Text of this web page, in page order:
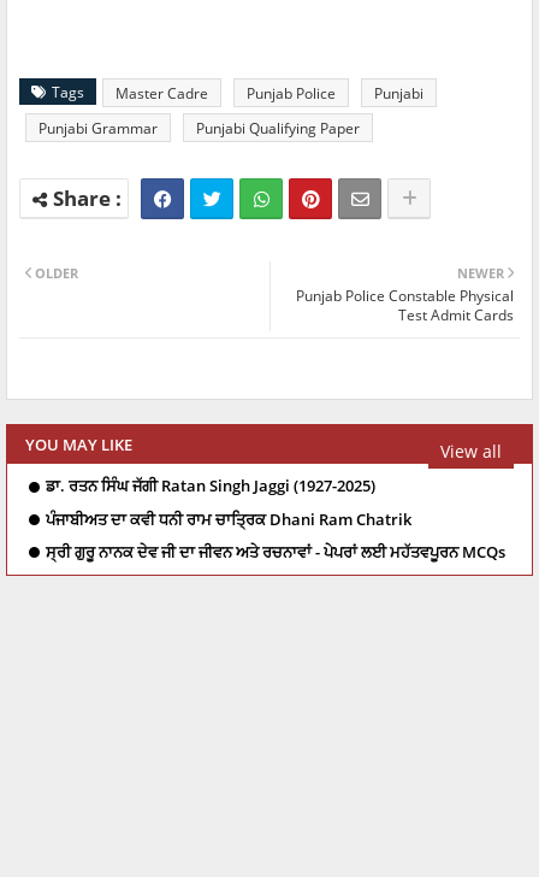
Tags Master Cadre Punjab Police
Punjabi
Punjabi Grammar
Punjabi Qualifying Paper
NEWER
Punjab Police Constable Physical
Test Admit Cards
OLDER
YOU MAY LIKE View all
ਡਾ. ਰਤਨ ਸਿੰਘ ਜੱਗੀ Ratan Singh Jaggi (1927-2025)
ਪੰਜਾਬੀਅਤ ਦਾ ਕਵੀ ਧਨੀ ਰਾਮ ਚਾਤ੍ਰਿਕ Dhani Ram Chatrik
ਸ੍ਰੀ ਗੁਰੂ ਨਾਨਕ ਦੇਵ ਜੀ ਦਾ ਜੀਵਨ ਅਤੇ ਰਚਨਾਵਾਂ - ਪੇਪਰਾਂ ਲਈ ਮਹੱਤਵਪੂਰਨ MCQs